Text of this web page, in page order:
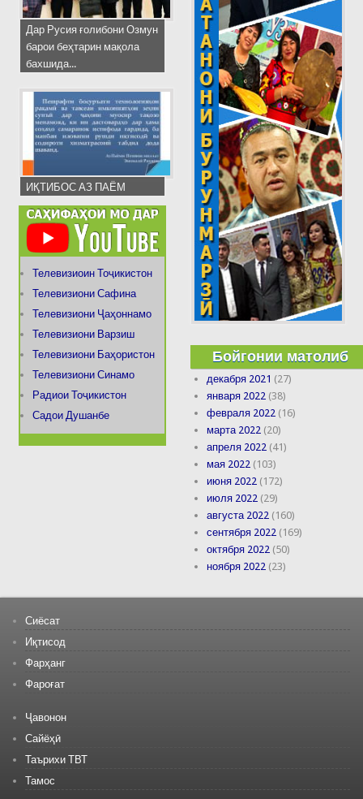
Дар Русия ғолибони Озмун
барои беҳтарин мақола
бахшида...
ИҚТИБОС АЗ ПАЁМ
Телевизиоин Тоҷикистон
Телевизиони Сафина
Телевизиони Ҷаҳоннамо
Телевизиони Варзиш
Телевизиони Баҳористон
Телевизиони Синамо
Радиои Тоҷикистон
Садои Душанбе
Бойгонии матолиб
декабря 2021 (27)
января 2022 (38)
февраля 2022 (16)
марта 2022 (20)
апреля 2022 (41)
мая 2022 (103)
июня 2022 (172)
июля 2022 (29)
августа 2022 (160)
сентября 2022 (169)
октября 2022 (50)
ноября 2022 (23)
Сиёсат
Иқтисод
Фарҳанг
Фароғат
Ҷавонон
Сайёҳӣ
Таърихи ТВТ
Тамос